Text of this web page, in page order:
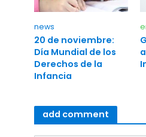
news
20 de noviembre:
Día Mundial de los
Derechos de la
Infancia
add comment